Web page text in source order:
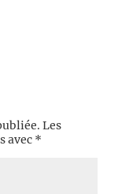
Les
avec *